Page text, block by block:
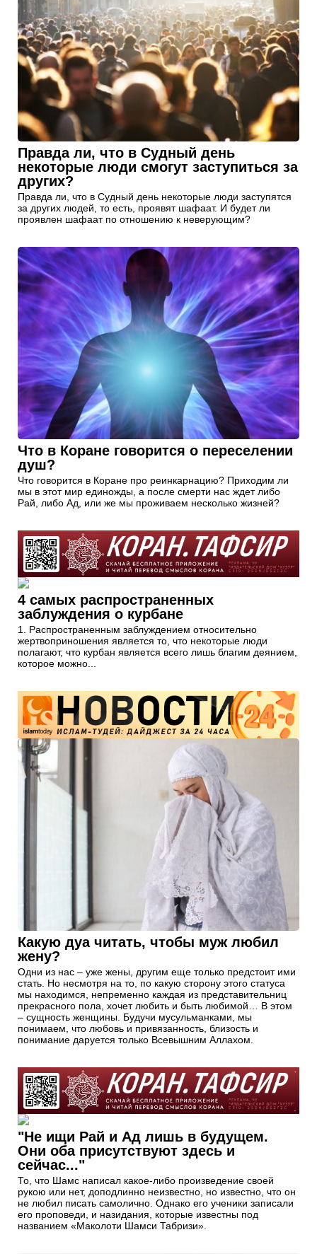
Правда ли, что в Судный день
некоторые люди смогут заступиться за
других?
Правда ли, что в Судный день некоторые люди заступятся
за других людей, то есть, проявят шафаат. И будет ли
проявлен шафаат по отношению к неверующим?
Что в Коране говорится о переселении
душ?
Что говорится в Коране про реинкарнацию? Приходим ли
мы в этот мир единожды, а после смерти нас ждет либо
Рай, либо Ад, или же мы проживаем несколько жизней?
4 самых распространенных
заблуждения о курбане
1. Распространенным заблуждением относительно
жертвоприношения является то, что некоторые люди
полагают, что курбан является всего лишь благим деянием,
которое можно...
Какую дуа читать, чтобы муж любил
жену?
Одни из нас – уже жены, другим еще только предстоит ими
стать. Но несмотря на то, по какую сторону этого статуса
мы находимся, непременно каждая из представительниц
прекрасного пола, хочет любить и быть любимой… В этом
– сущность женщины. Будучи мусульманками, мы
понимаем, что любовь и привязанность, близость и
понимание даруется только Всевышним Аллахом.
"Не ищи Рай и Ад лишь в будущем.
Они оба присутствуют здесь и
сейчас..."
То, что Шамс написал какое-либо произведение своей
рукою или нет, доподлинно неизвестно, но известно, что он
не любил писать самолично. Однако его ученики записали
его проповеди, и назидания, которые известны под
названием «Маколоти Шамси Табризи».